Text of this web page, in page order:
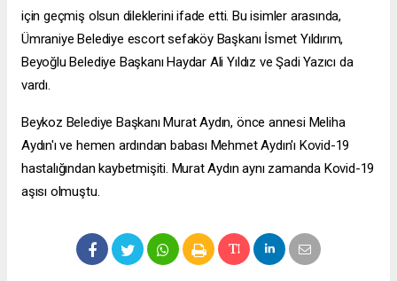
için geçmiş olsun dileklerini ifade etti. Bu isimler arasında,
Ümraniye Belediye escort sefaköyBaşkanı İsmet Yıldırım,
Beyoğlu Belediye Başkanı Haydar Ali Yıldız ve Şadi Yazıcı da
vardı.
Beykoz Belediye Başkanı Murat Aydın, önce annesi Meliha
Aydın'ı ve hemen ardından babası Mehmet Aydın'ı Kovid-19
hastalığından kaybetmişiti. Murat Aydın aynı zamanda Kovid-19
aşısı olmuştu.